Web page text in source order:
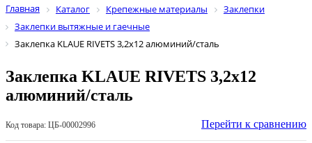
Главная Каталог Крепежные материалы
Заклепки
Заклепки вытяжные и гаечные
Заклепка KLAUE RIVETS 3,2х12 алюминий/сталь
Заклепка KLAUE RIVETS 3,2х12
алюминий/сталь
Код товара: ЦБ-00002996 Перейти к сравнению